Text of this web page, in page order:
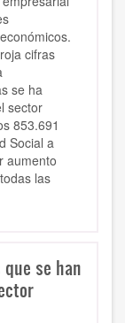
cifras
se ha
sector
853.691
Social a
aumento
las
se han